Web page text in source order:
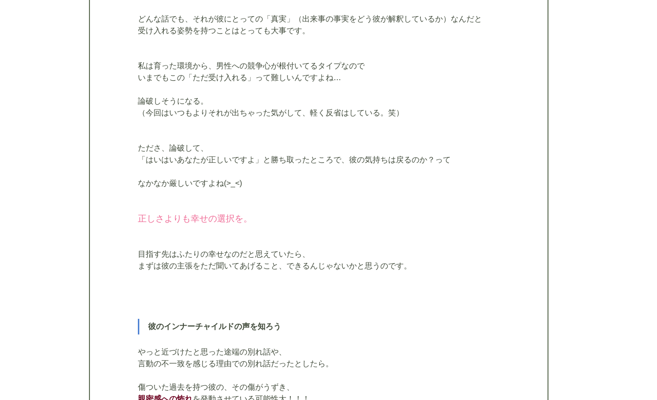
どんな話でも、それが彼にとっての「真実」（出来事の事実をどう彼が解釈しているか）なんだと
受け入れる姿勢を持つことはとっても大事です。
私は育った環境から、男性への競争心が根付いてるタイプなので
いまでもこの「ただ受け入れる」って難しいんですよね…
論破しそうになる。
（今回はいつもよりそれが出ちゃった気がして、軽く反省はしている。笑）
たださ、論破して、
「はいはいあなたが正しいですよ」と勝ち取ったところで、彼の気持ちは戻るのか？って
なかなか厳しいですよね(>_<)
正しさよりも幸せの選択を。
目指す先はふたりの幸せなのだと思えていたら、
まずは彼の主張をただ聞いてあげること、できるんじゃないかと思うのです。
彼のインナーチャイルドの声を知ろう
やっと近づけたと思った途端の別れ話や、
言動の不一致を感じる理由での別れ話だったとしたら。
傷ついた過去を持つ彼の、その傷がうずき、